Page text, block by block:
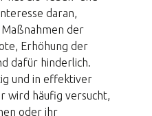
daran,
der
Erhöhung der
dafür hinderlich.
und in effektiver
wird häufig versucht,
oder ihr